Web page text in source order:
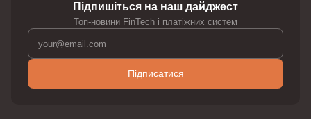
Підпишіться на наш дайджест
Топ-новини FinTech і платіжних систем
Підписатися